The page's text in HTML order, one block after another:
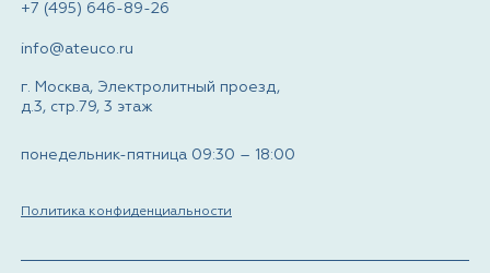
+7 (495) 646-89-26
info@ateuco.ru
г. Москва, Электролитный проезд,
д.3, стр.79, 3 этаж
понедельник-пятница 09:30 – 18:00
Политика конфиденциальности